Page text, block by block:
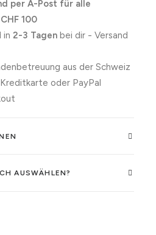
per A-Post für alle
100
in 2-3 Tagenbei dir - Versand
aus der Schweiz
oder PayPal
AUSWÄHLEN?